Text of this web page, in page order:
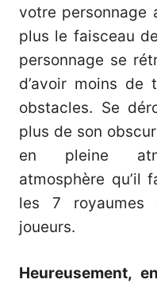
votre personnage
plus le faisceau
personnage se
d’avoir moins de
obstacles. Se
plus de son
en pleine
atmosphère qu’il
les 7 royaumes
joueurs.
Heureusement,